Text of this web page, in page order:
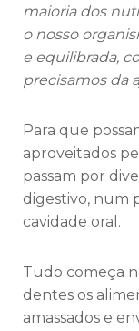
maioria dos
o nosso
e equilibrada,
precisamos da
Para que
aproveitados
passam por
digestivo, num
cavidade oral.
Tudo começa
dentes os
amassados e